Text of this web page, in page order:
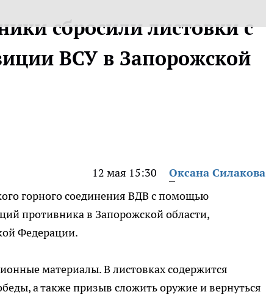
сбросили листовки с
ВСУ в Запорожской
12 мая 15:30
Оксана Силакова
горного соединения ВДВ с помощью
противника в Запорожской области,
Федерации.
материалы. В листовках содержится
а также призыв сложить оружие и вернуться